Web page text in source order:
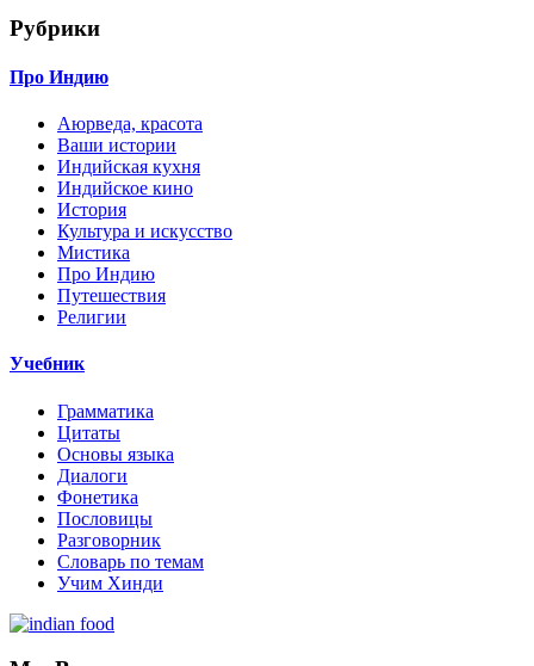
Рубрики
Про Индию
Аюрведа, красота
Ваши истории
Индийская кухня
Индийское кино
История
Культура и искусство
Мистика
Про Индию
Путешествия
Религии
Учебник
Грамматика
Цитаты
Основы языка
Диалоги
Фонетика
Пословицы
Разговорник
Словарь по темам
Учим Хинди